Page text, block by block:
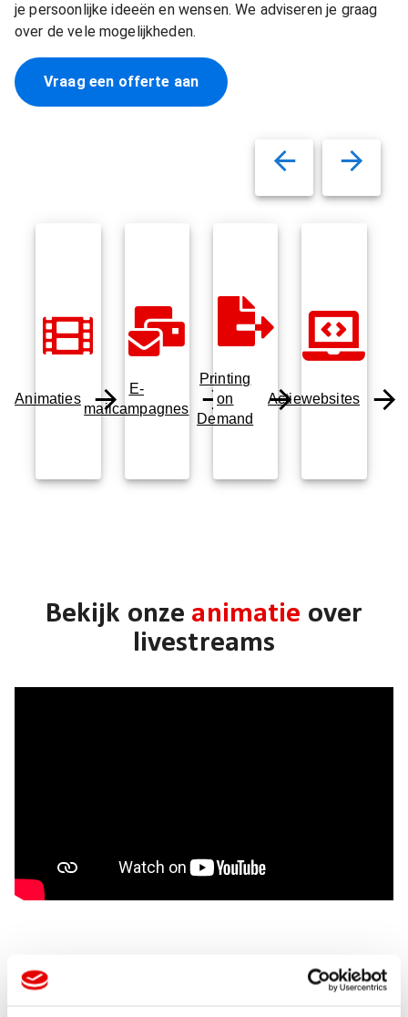
je persoonlijke ideeën en wensen. We adviseren je graag
over de vele mogelijkheden.
Vraag een offerte aan
Animaties
E-
mailcampagnes
Printing
on
Demand
Actiewebsites
Bekijk onze animatie over
livestreams
Laat je inspireren